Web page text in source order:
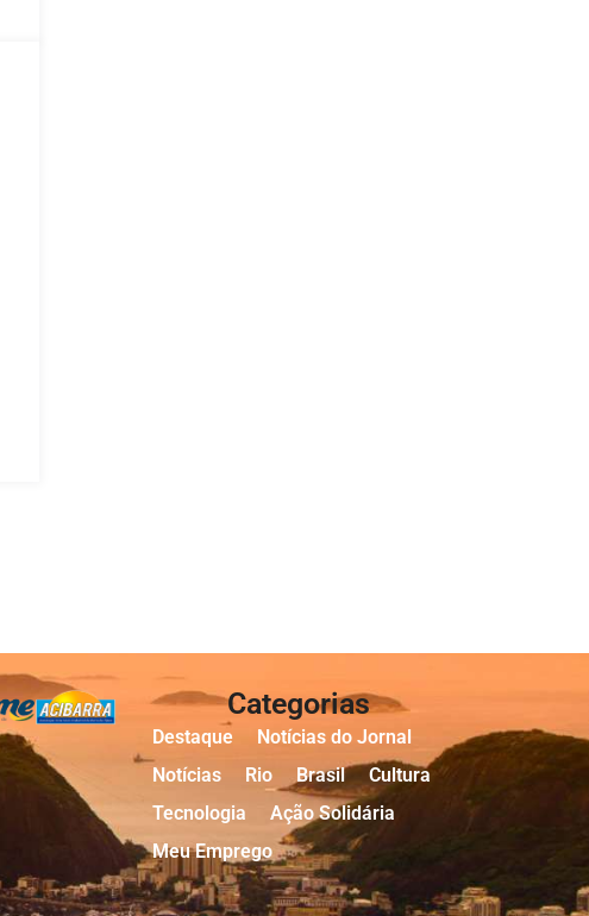
Categorias
Destaque
Notícias do Jornal
Notícias
Rio Brasil
Cultura
Tecnologia
Ação Solidária
Meu Emprego